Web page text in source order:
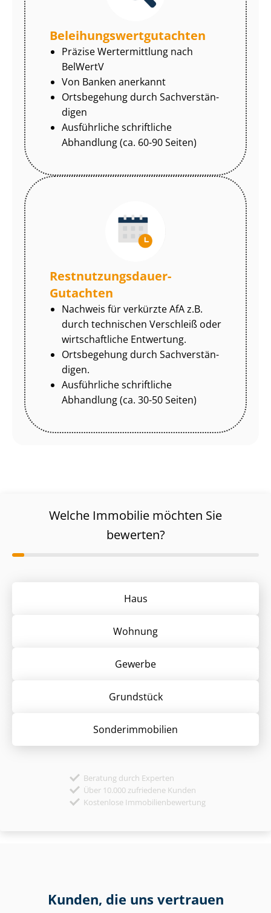
Be­lei­hungs­wert­gut­ach­ten
Präzise Wertermittlung nach
BelWertV
Von Banken anerkannt
Ortsbegehung durch Sach­ver­stän­
di­gen
Ausführliche schriftliche
Abhandlung (ca. 60-90 Seiten)
Rest­nut­zungs­dau­er-
Gutachten
Nachweis für verkürzte AfA z.B.
durch technischen Verschleiß oder
wirtschaftliche Entwertung.
Ortsbegehung durch Sach­ver­stän­
di­gen.
Ausführliche schriftliche
Abhandlung (ca. 30-50 Seiten)
Welche Immobilie möchten Sie
bewerten?
Haus
Wohnung
Gewerbe
Grund­stück
Sonder­immobilien
Beratung durch Experten
Über 10.000 zufriedene Kunden
Kostenlose Immobilienbewertung
Kunden, die uns vertrauen